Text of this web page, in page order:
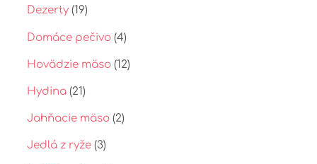
Dezerty(19)
Domáce pečivo(4)
Hovädzie mäso(12)
Hydina(21)
Jahňacie mäso(2)
Jedlá z ryže(3)